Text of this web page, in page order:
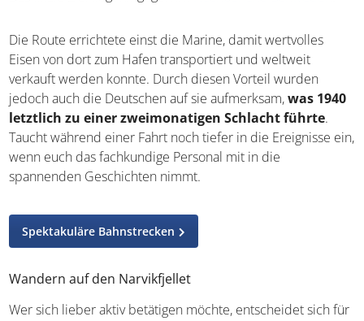
Nachbarland Schweden.
Die Route errichtete einst die Marine, damit wertvolles
Eisen von dort zum Hafen transportiert und weltweit
verkauft werden konnte. Durch diesen Vorteil wurden
jedoch auch die Deutschen auf sie aufmerksam,
1940 letztlich zu einer zweimonatigen Schlacht
Ereignisse ein, wenn euch das fachkundige Personal mit
in die spannenden Geschichten nimmt.
Spektakuläre Bahnstrecken